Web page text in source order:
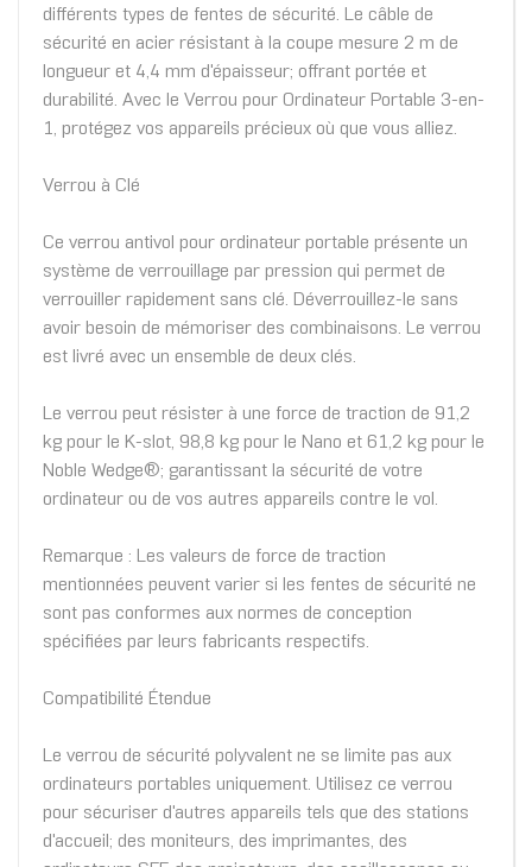
différents types de fentes de sécurité. Le câble de
sécurité en acier résistant à la coupe mesure 2 m de
longueur et 4,4 mm d'épaisseur; offrant portée et
durabilité. Avec le Verrou pour Ordinateur Portable 3-en-
1, protégez vos appareils précieux où que vous alliez.
Verrou à Clé
Ce verrou antivol pour ordinateur portable présente un
système de verrouillage par pression qui permet de
verrouiller rapidement sans clé. Déverrouillez-le sans
avoir besoin de mémoriser des combinaisons. Le verrou
est livré avec un ensemble de deux clés.
Le verrou peut résister à une force de traction de 91,2
kg pour le K-slot, 98,8 kg pour le Nano et 61,2 kg pour le
Noble Wedge®; garantissant la sécurité de votre
ordinateur ou de vos autres appareils contre le vol.
Remarque : Les valeurs de force de traction
mentionnées peuvent varier si les fentes de sécurité ne
sont pas conformes aux normes de conception
spécifiées par leurs fabricants respectifs.
Compatibilité Étendue
Le verrou de sécurité polyvalent ne se limite pas aux
ordinateurs portables uniquement. Utilisez ce verrou
pour sécuriser d'autres appareils tels que des stations
d'accueil; des moniteurs, des imprimantes, des